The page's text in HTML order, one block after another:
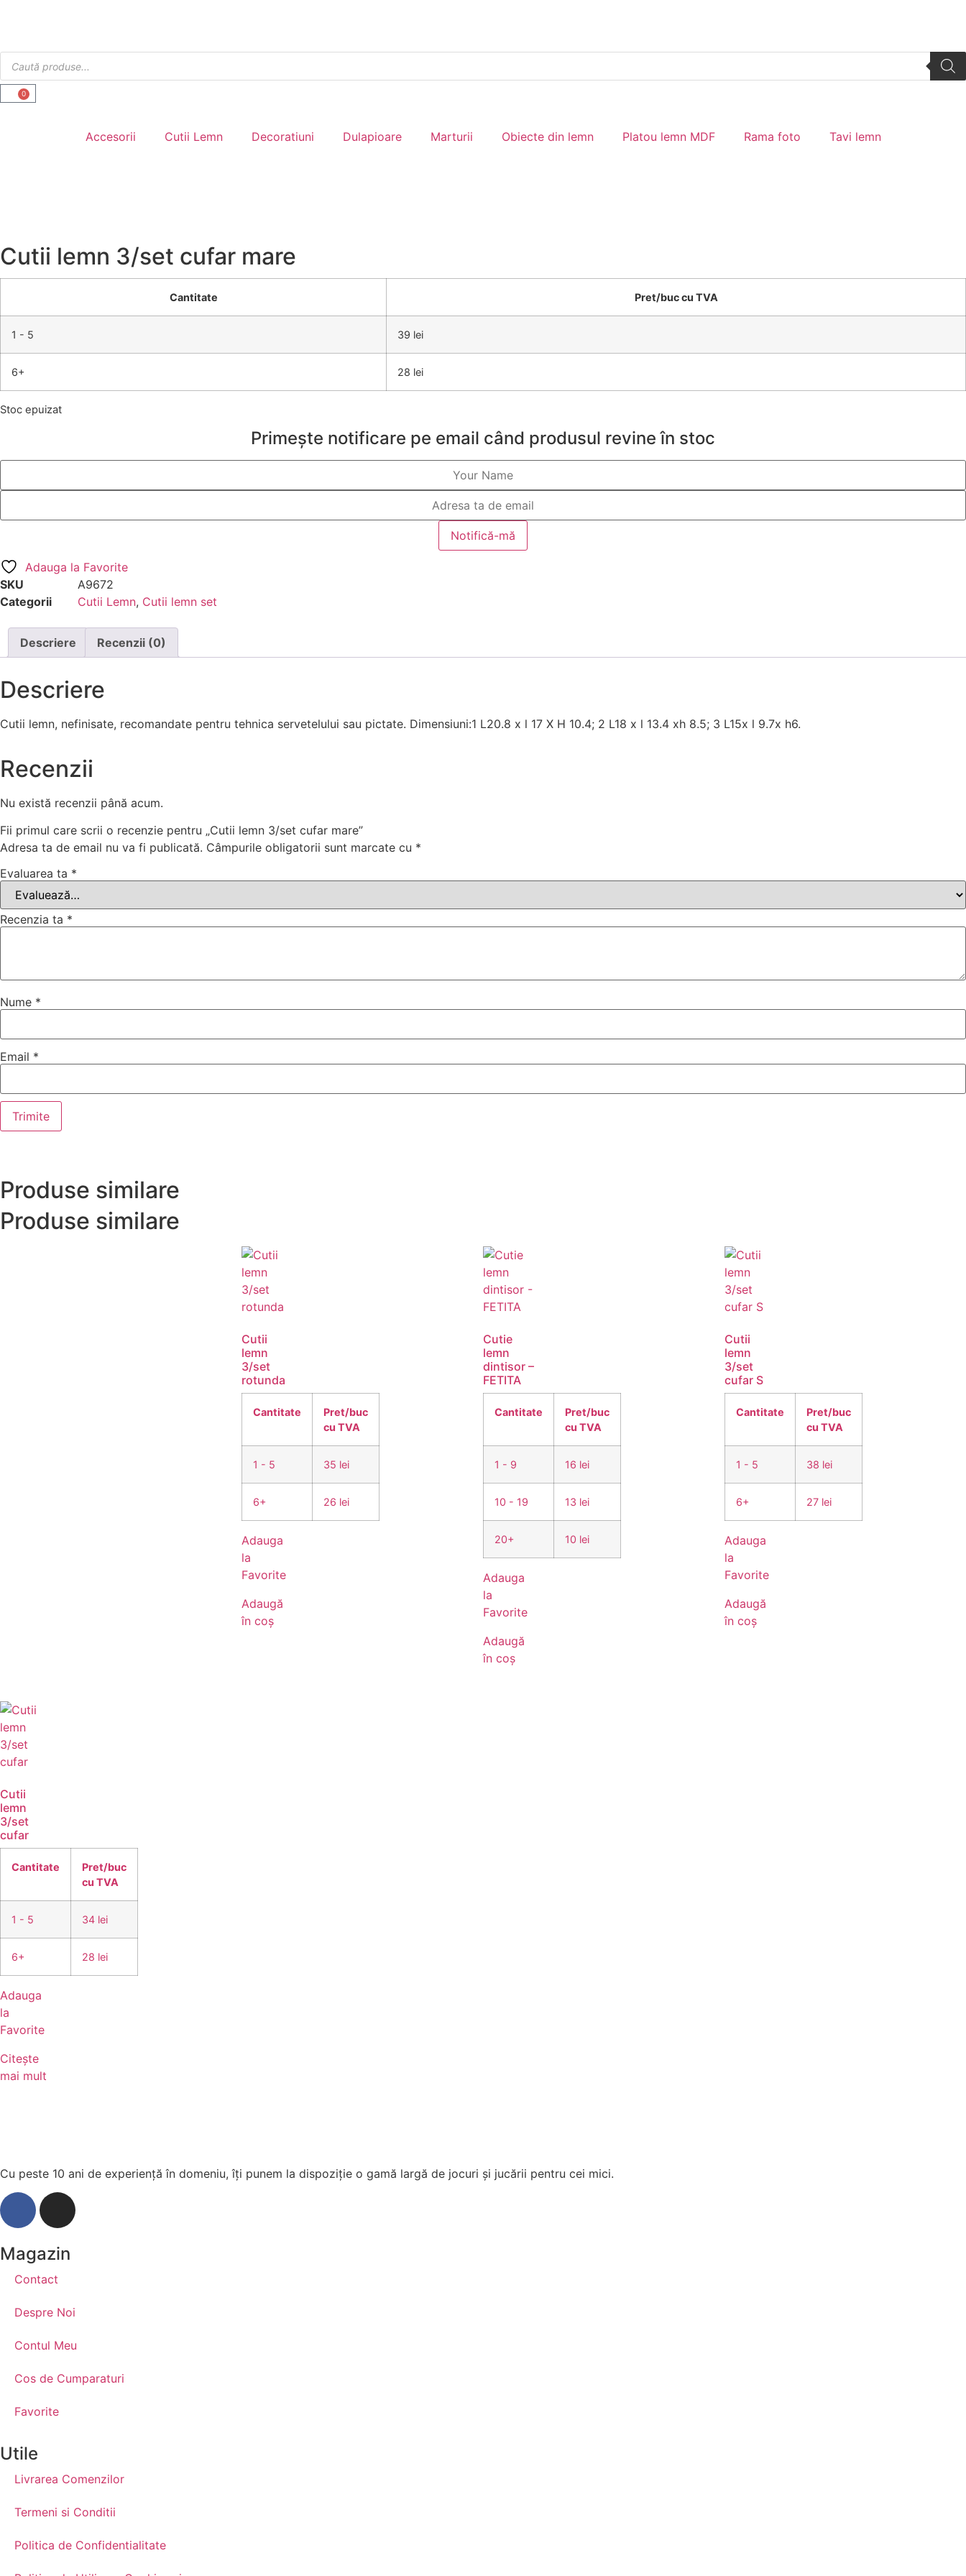
0
Accesorii Cutii Lemn Decoratiuni Dulapioare Marturii Obiecte din lemn Platou lemn MDF Rama foto Tavi lemn
Cutii lemn 3/set cufar mare
Cantitate Pret/buc cu TVA
1 - 5 39 lei
6+ 28 lei
Stoc epuizat
Primește notificare pe email când produsul revine în stoc
Adauga la Favorite
SKU
A9672
Categorii
Cutii Lemn, Cutii lemn set
Descriere Recenzii (0)
Descriere
Cutii lemn, nefinisate, recomandate pentru tehnica servetelului sau pictate. Dimensiuni:1 L20.8 x l 17 X H 10.4; 2 L18 x l 13.4 xh 8.5; 3 L15x l 9.7x h6.
Recenzii
Nu există recenzii până acum.
Fii primul care scrii o recenzie pentru „Cutii lemn 3/set cufar mare”
Adresa ta de email nu va fi publicată. Câmpurile obligatorii sunt marcate cu *
Evaluarea ta *
Recenzia ta *
Nume *
Email *
Produse similare
Produse similare
Cutii
lemn
3/set
rotunda
Cantitate
Pret/buc
cu TVA
1 - 5 35 lei
6+ 26 lei
Adauga
la
Favorite
Adaugă
în coș
Cutie
lemn
dintisor –
FETITA
Cantitate
Pret/buc
cu TVA
1 - 9 16 lei
10 - 19 13 lei
20+ 10 lei
Adauga
la
Favorite
Adaugă
în coș
Cutii
lemn
3/set
cufar S
Cantitate
Pret/buc
cu TVA
1 - 5 38 lei
6+ 27 lei
Adauga
la
Favorite
Adaugă
în coș
Cutii
lemn
3/set
cufar
Cantitate
Pret/buc
cu TVA
1 - 5 34 lei
6+ 28 lei
Adauga
la
Favorite
Citește
mai mult
Cu peste 10 ani de experiență în domeniu, îți punem la dispoziție o gamă largă de jocuri și jucării pentru cei mici.
Magazin
Contact
Despre Noi
Contul Meu
Cos de Cumparaturi
Favorite
Utile
Livrarea Comenzilor
Termeni si Conditii
Politica de Confidentialitate